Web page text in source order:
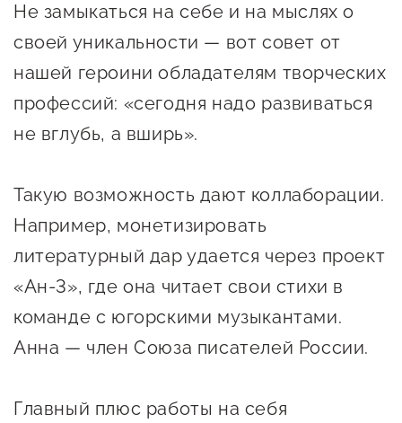
Госзакупки для малого
Каталог югорских франшиз
Инвестору
Новости УФНС
Каталог грантов
Сообщить о нарушении
Иностранным гражданам
Не замыкаться на себе и на мыслях о
своей уникальности — вот совет от
нашей героини обладателям творческих
профессий: «сегодня надо развиваться
не вглубь, а вширь».
Такую возможность дают коллаборации.
Например, монетизировать
литературный дар удается через проект
«Ан-3», где она читает свои стихи в
команде с югорскими музыкантами.
Анна — член Союза писателей России.
Главный плюс работы на себя